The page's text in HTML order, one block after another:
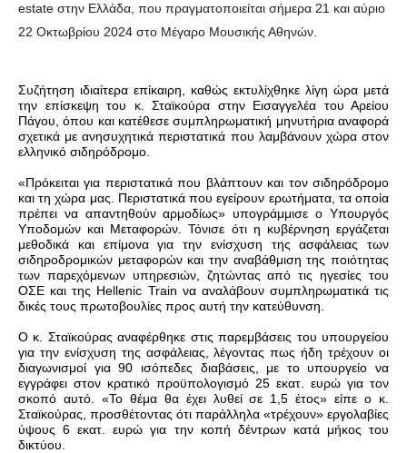
estate στην Ελλάδα, που πραγματοποιείται σήμερα 21 και αύριο
22 Οκτωβρίου 2024 στο Μέγαρο Μουσικής Αθηνών.
Συζήτηση ιδιαίτερα επίκαιρη, καθώς εκτυλίχθηκε λίγη ώρα μετά
την επίσκεψη του κ. Σταϊκούρα στην Εισαγγελέα του Αρείου
Πάγου, όπου και κατέθεσε συμπληρωματική μηνυτήρια αναφορά
σχετικά με ανησυχητικά περιστατικά που λαμβάνουν χώρα στον
ελληνικό σιδηρόδρομο.
«Πρόκειται για περιστατικά που βλάπτουν και τον σιδηρόδρομο
και τη χώρα μας. Περιστατικά που εγείρουν ερωτήματα, τα οποία
πρέπει να απαντηθούν αρμοδίως» υπογράμμισε ο Υπουργός
Υποδομών και Μεταφορών. Τόνισε ότι η κυβέρνηση εργάζεται
μεθοδικά και επίμονα για την ενίσχυση της ασφάλειας των
σιδηροδρομικών μεταφορών και την αναβάθμιση της ποιότητας
των παρεχόμενων υπηρεσιών, ζητώντας από τις ηγεσίες του
ΟΣΕ και της Hellenic Train να αναλάβουν συμπληρωματικά τις
δικές τους πρωτοβουλίες προς αυτή την κατεύθυνση.
Ο κ. Σταϊκούρας αναφέρθηκε στις παρεμβάσεις του υπουργείου
για την ενίσχυση της ασφάλειας, λέγοντας πως ήδη τρέχουν οι
διαγωνισμοί για 90 ισόπεδες διαβάσεις, με το υπουργείο να
εγγράφει στον κρατικό προϋπολογισμό 25 εκατ. ευρώ για τον
σκοπό αυτό. «Το θέμα θα έχει λυθεί σε 1,5 έτος» είπε ο κ.
Σταϊκούρας, προσθέτοντας ότι παράλληλα «τρέχουν» εργολαβίες
ύψους 6 εκατ. ευρώ για την κοπή δέντρων κατά μήκος του
δικτύου.